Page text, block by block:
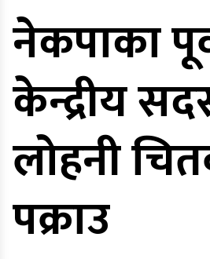
नेकपाका
केन्द्रीय
लोहनी
पक्राउ